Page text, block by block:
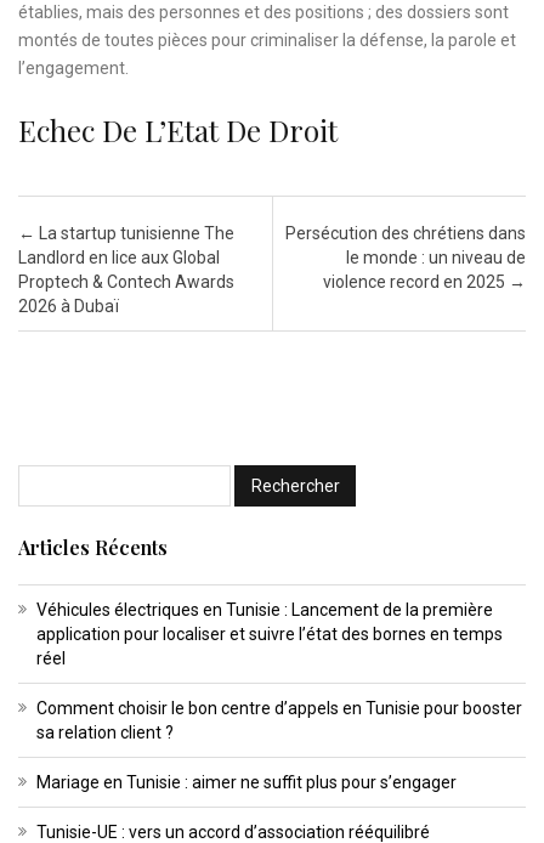
établies, mais des personnes et des positions ; des dossiers sont
montés de toutes pièces pour criminaliser la défense, la parole et
l’engagement.
Echec De L’Etat De Droit
Post navigation
←
La startup tunisienne The
Landlord en lice aux Global
Proptech & Contech Awards
2026 à Dubaï
Persécution des chrétiens dans
le monde : un niveau de
violence record en 2025 →
Articles Récents
Véhicules électriques en Tunisie : Lancement de la première
application pour localiser et suivre l’état des bornes en temps
réel
Comment choisir le bon centre d’appels en Tunisie pour booster
sa relation client ?
Mariage en Tunisie : aimer ne suffit plus pour s’engager
Tunisie-UE : vers un accord d’association rééquilibré